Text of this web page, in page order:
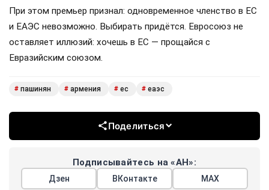
При этом премьер признал: одновременное членство в ЕС
и ЕАЭС невозможно. Выбирать придётся. Евросоюз не
оставляет иллюзий: хочешь в ЕС — прощайся с
Евразийским союзом.
# пашинян # армения # ес # еаэс
Поделиться
Подписывайтесь на «АН»:
Дзен ВКонтакте МАХ